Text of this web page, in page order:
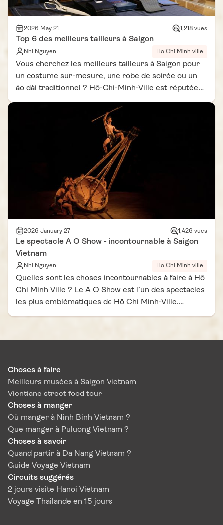
2026 May 21 1,218 vues
Top 6 des meilleurs tailleurs à Saigon
Nhi Nguyen Ho Chi Minh ville
Vous cherchez les meilleurs tailleurs à Saigon pour
un costume sur-mesure, une robe de soirée ou un
áo dài traditionnel ? Hô-Chi-Minh-Ville est réputée
artisanat textile et ses prix bien inférieurs à ceux de
l'Europe. Que vous soyez touriste de passage ou
expatrié, les tailleurs de la ville proposent des pièces
entièrement personnalisées en 48 à 72 heures. Voici
notre sélection des 6 meilleurs tailleurs de Hô-Chi-
Minh-Ville, triés sur le volet grâce aux avis Google
Maps et aux retours de la communauté de
voyageurs.
2026 January 27 1,426 vues
Le spectacle A O Show - incontournable à Saigon
Vietnam
Nhi Nguyen Ho Chi Minh ville
Quelles sont les choses incontournables à faire à Hô
Chi Minh Ville ? Le A O Show est l’un des spectacles
les plus emblématiques de Hô Chi Minh-Ville.
vietnamienne contemporaine, capable d’émouvoir
sans un mot.
Choses à faire
Meilleurs musées à Saigon Vietnam
Vientiane street food tour
Choses à manger
Où manger à Ninh Binh Vietnam ?
Que manger à Puluong Vietnam ?
Choses à savoir
Quand partir à Da Nang Vietnam ?
Guide Voyage Vietnam
Circuits suggérés
2 jours visite Hanoi Vietnam
Voyage Thailande en 15 jours